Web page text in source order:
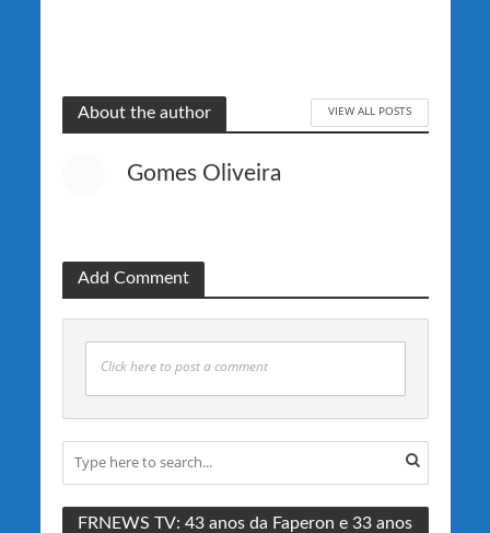
About the author VIEW ALL POSTS
Gomes Oliveira
Add Comment
Click here to post a comment
FRNEWS TV: 43 anos da Faperon e 33 anos